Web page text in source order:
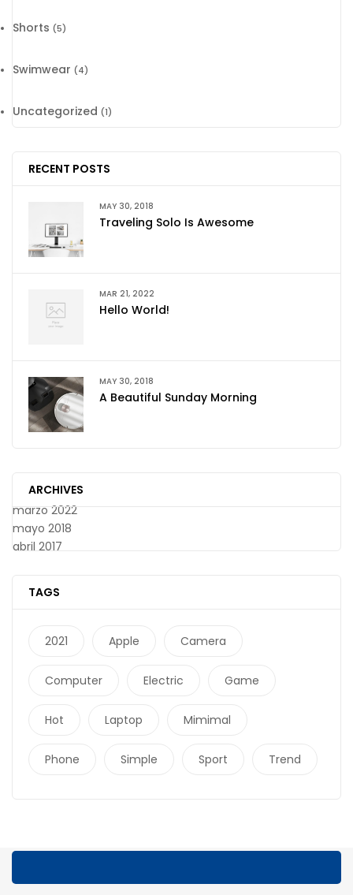
Shorts (5)
Swimwear (4)
Uncategorized (1)
RECENT POSTS
MAY 30, 2018
Traveling Solo Is Awesome
MAR 21, 2022
Hello World!
MAY 30, 2018
A Beautiful Sunday Morning
ARCHIVES
marzo 2022
mayo 2018
abril 2017
TAGS
2021 Apple Camera
Computer Electric Game
Hot Laptop Mimimal
Phone Simple Sport Trend